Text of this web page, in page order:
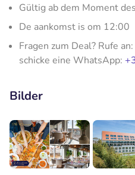
Gültig ab dem Moment
De aankomst is om 12:00
Fragen zum Deal? Rufe an:
schicke eine WhatsApp:
Bilder